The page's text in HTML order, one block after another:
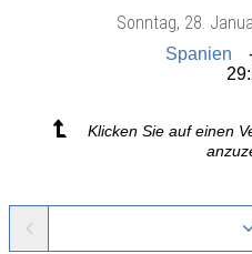
Sonntag, 28.
Spanien
Klicken Sie auf einen